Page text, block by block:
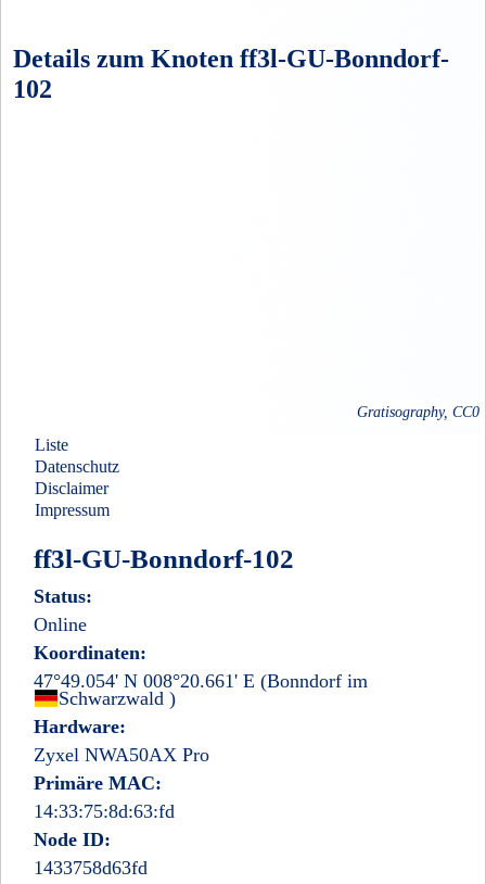
Details zum Knoten ff3l-GU-Bonndorf-
102
Gratisography, CC0
Liste
Datenschutz
Disclaimer
Impressum
ff3l-GU-Bonndorf-102
Status:
Online
Koordinaten:
47°49.054' N 008°20.661' E (Bonndorf im
Schwarzwald
Deutschland
)
Hardware:
Zyxel NWA50AX Pro
Primäre MAC:
14:33:75:8d:63:fd
Node ID:
1433758d63fd